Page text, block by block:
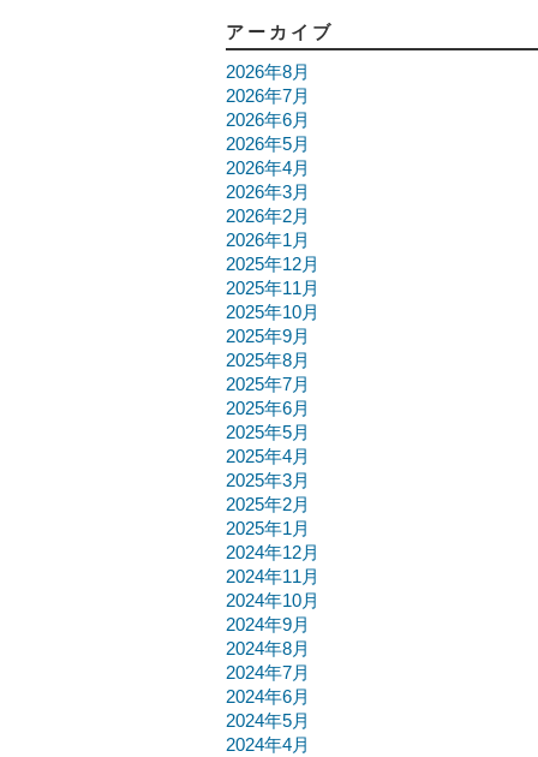
アーカイブ
2026年8月
2026年7月
2026年6月
2026年5月
2026年4月
2026年3月
2026年2月
2026年1月
2025年12月
2025年11月
2025年10月
2025年9月
2025年8月
2025年7月
2025年6月
2025年5月
2025年4月
2025年3月
2025年2月
2025年1月
2024年12月
2024年11月
2024年10月
2024年9月
2024年8月
2024年7月
2024年6月
2024年5月
2024年4月